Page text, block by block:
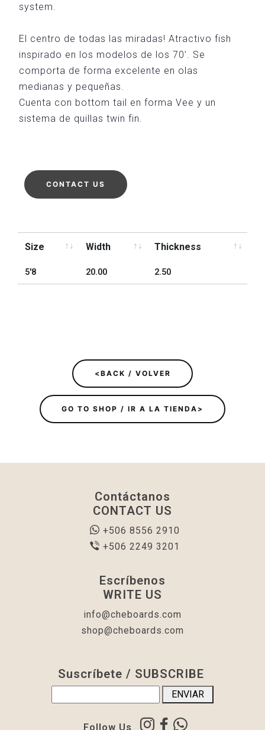
system.
El centro de todas las miradas! Atractivo fish
inspirado en los modelos de los 70’. Se
comporta de forma excelente en olas
medianas y pequeñas.
Cuenta con bottom tail en forma Vee y un
sistema de quillas twin fin.
CONTACT US
Size Width
Thickness
Size
Width Thickness
5'8 20.00 2.50
<BACK / VOLVER
GO TO SHOP / IR A LA TIENDA>
Contáctanos
CONTACT US
+506 8556 2910
+506 2249 3201
Escríbenos
WRITE US
info@cheboards.com
shop@cheboards.com
Suscríbete / SUBSCRIBE
Follow Us